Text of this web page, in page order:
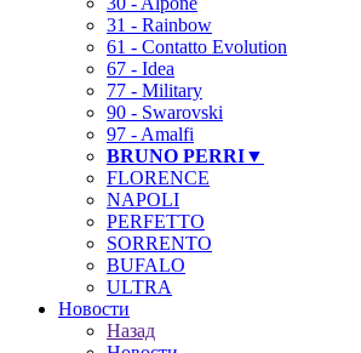
31 - Rainbow
61 - Contatto Evolution
67 - Idea
77 - Military
90 - Swarovski
97 - Amalfi
BRUNO PERRI▼
FLORENCE
NAPOLI
PERFETTO
SORRENTO
BUFALO
ULTRA
Новости
Назад